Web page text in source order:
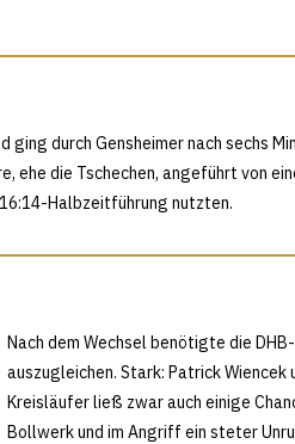
durch Gensheimer nach sechs
ehe die Tschechen, angeführt von
Halbzeitführung nutzten.
Nach dem Wechsel benötigte die
auszugleichen. Stark: Patrick
Kreisläufer ließ zwar auch einige
Bollwerk und im Angriff ein steter